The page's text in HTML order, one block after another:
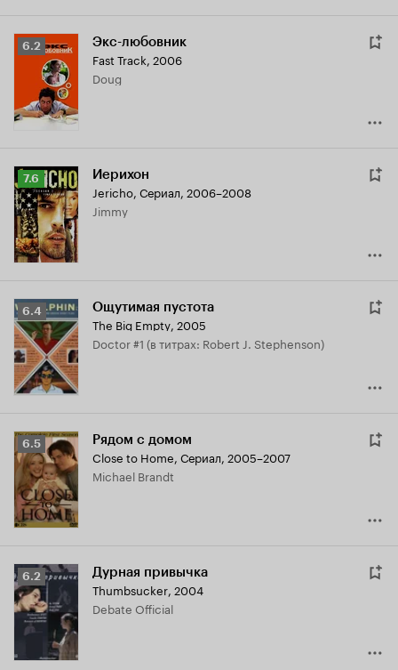
Рейтинг
Кинопоиска
6.2 Экс-любовник
Fast Track, 2006
Doug
Рейтинг
Кинопоиска
7.6
7.6 Иерихон
Jericho, Сериал, 2006–2008
Jimmy
Рейтинг
Кинопоиска
6.4
6.4 Ощутимая пустота
The Big Empty, 2005
Doctor #1 (в титрах: Robert J. Stephenson)
Рейтинг
Кинопоиска
6.5
6.5 Рядом с домом
Close to Home, Сериал, 2005–2007
Michael Brandt
Рейтинг
Кинопоиска
6.2
6.2 Дурная привычка
Thumbsucker, 2004
Debate Official